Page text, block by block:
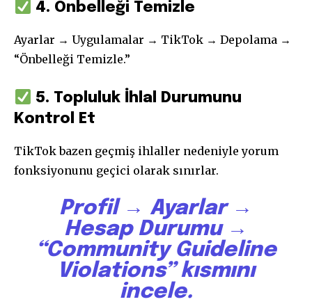
4. Önbelleği Temizle
Ayarlar → Uygulamalar → TikTok → Depolama →
“Önbelleği Temizle.”
5. Topluluk İhlal Durumunu
Kontrol Et
TikTok bazen geçmiş ihlaller nedeniyle yorum
fonksiyonunu geçici olarak sınırlar.
Profil → Ayarlar →
Hesap Durumu →
“Community Guideline
Violations” kısmını
incele.